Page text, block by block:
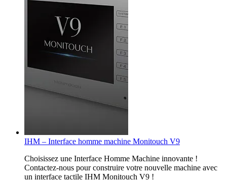
IHM – Interface homme machine Monitouch V9
Choisissez une Interface Homme Machine innovante !
Contactez-nous pour construire votre nouvelle machine avec
un interface tactile IHM Monitouch V9 !